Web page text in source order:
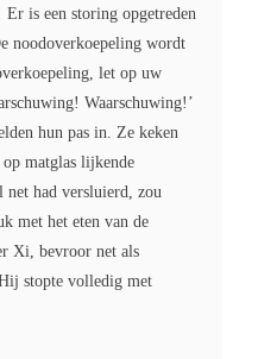
Er is een storing opgetreden
noodoverkoepeling wordt
let op uw
Waarschuwing!’
hun pas in. Ze keken
matglas lijkende
net had versluierd, zou
met het eten van de
Xi, bevroor net als
stopte volledig met